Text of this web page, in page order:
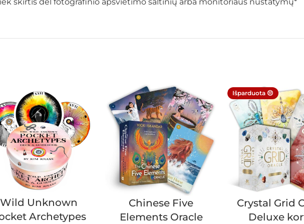
Wild Unknown
Archetypes
Chinese Five
Elements Oracle
Išparduota 😔
Crystal Grid
Deluxe